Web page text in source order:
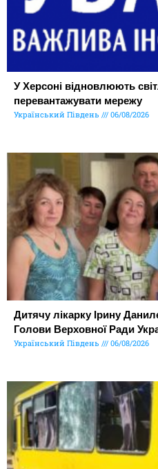
У Херсоні відновлюють
перевантажувати мережу
Український Південь 06/08/2026
Дитячу лікарку Ірину
Голови Верховної Ради
Український Південь 06/08/2026